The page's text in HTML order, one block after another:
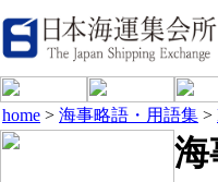
home > 海事略語・用語集 >
海